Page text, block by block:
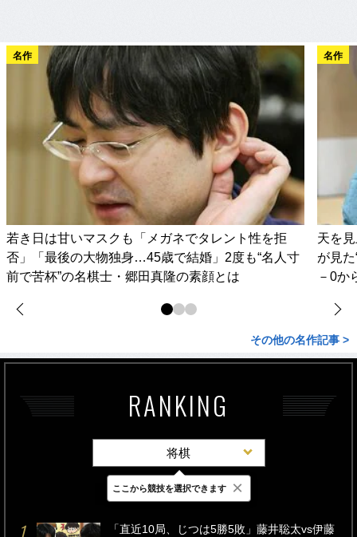
名作
若き日は甘いマスクも「メガネでタレント性を拒
否」「最後の大物独身…45歳で結婚」2度も“名人寸
前で苦杯”の名棋士・郷田真隆の素顔とは
名作
天を
が見
－0か
その他の名作記事 >
RANKING
将棋
最新 24時間 週間
「直近10局、じつは5勝5敗」藤井聡太vs伊藤
ここから競技を選択できます ×